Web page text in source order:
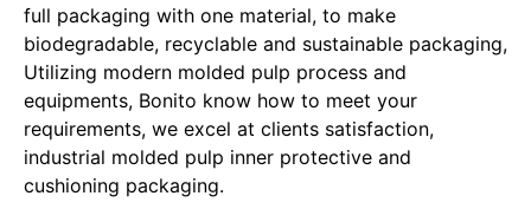
full packaging with one material, to make
biodegradable, recyclable and sustainable packaging,
Utilizing modern molded pulp process and
equipments, Bonito know how to meet your
requirements, we excel at clients satisfaction,
industrial molded pulp inner protective and
cushioning packaging.